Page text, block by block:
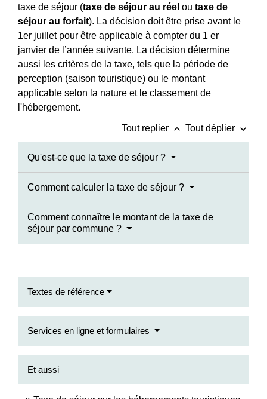
taxe de séjour (taxe de séjour au réel ou taxe de
séjour au forfait). La décision doit être prise avant le
1er juillet pour être applicable à compter du 1 er
janvier de l’année suivante. La décision détermine
aussi les critères de la taxe, tels que la période de
perception (saison touristique) ou le montant
applicable selon la nature et le classement de
l'hébergement.
Tout replier keyboard_arrow_up Tout déplier keyboard_arrow_down
Qu'est-ce que la taxe de séjour ?
Comment calculer la taxe de séjour ?
Comment connaître le montant de la taxe de
séjour par commune ?
Textes de référence
Services en ligne et formulaires
Et aussi